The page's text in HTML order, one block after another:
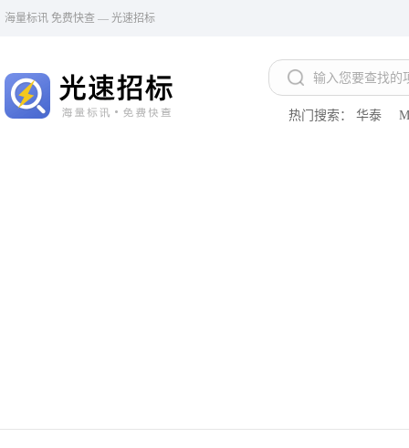
海量标讯 免费快查 — 光速招标
热门搜索： 华泰